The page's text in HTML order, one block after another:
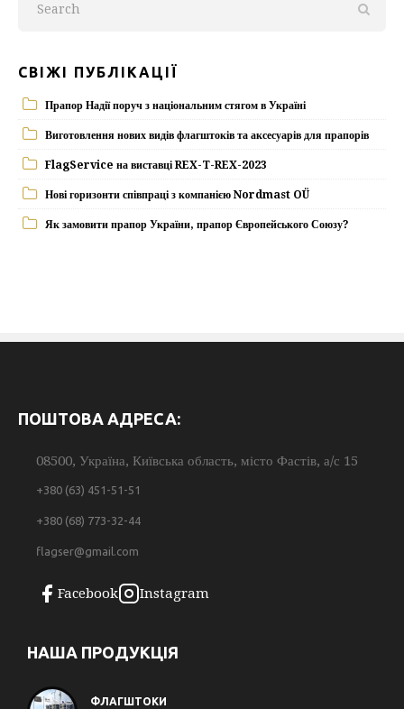
СВІЖІ ПУБЛІКАЦІЇ
Прапор Надії поруч з національним стягом в Україні
Виготовлення нових видів флагштоків та аксесуарів для прапорів
FlagService на виставці REX-T-REX-2023
Нові горизонти співпраці з компанією Nordmast OÜ
Як замовити прапор України, прапор Європейського Союзу?
ПОШТОВА АДРЕСА:
08500, Україна, Київська область, місто Фастів, а/с 15
+380 (63) 451-51-51
+380 (68) 773-32-44
flagser@gmail.com
Facebook Instagram
НАША ПРОДУКЦІЯ
ФЛАГШТОКИ